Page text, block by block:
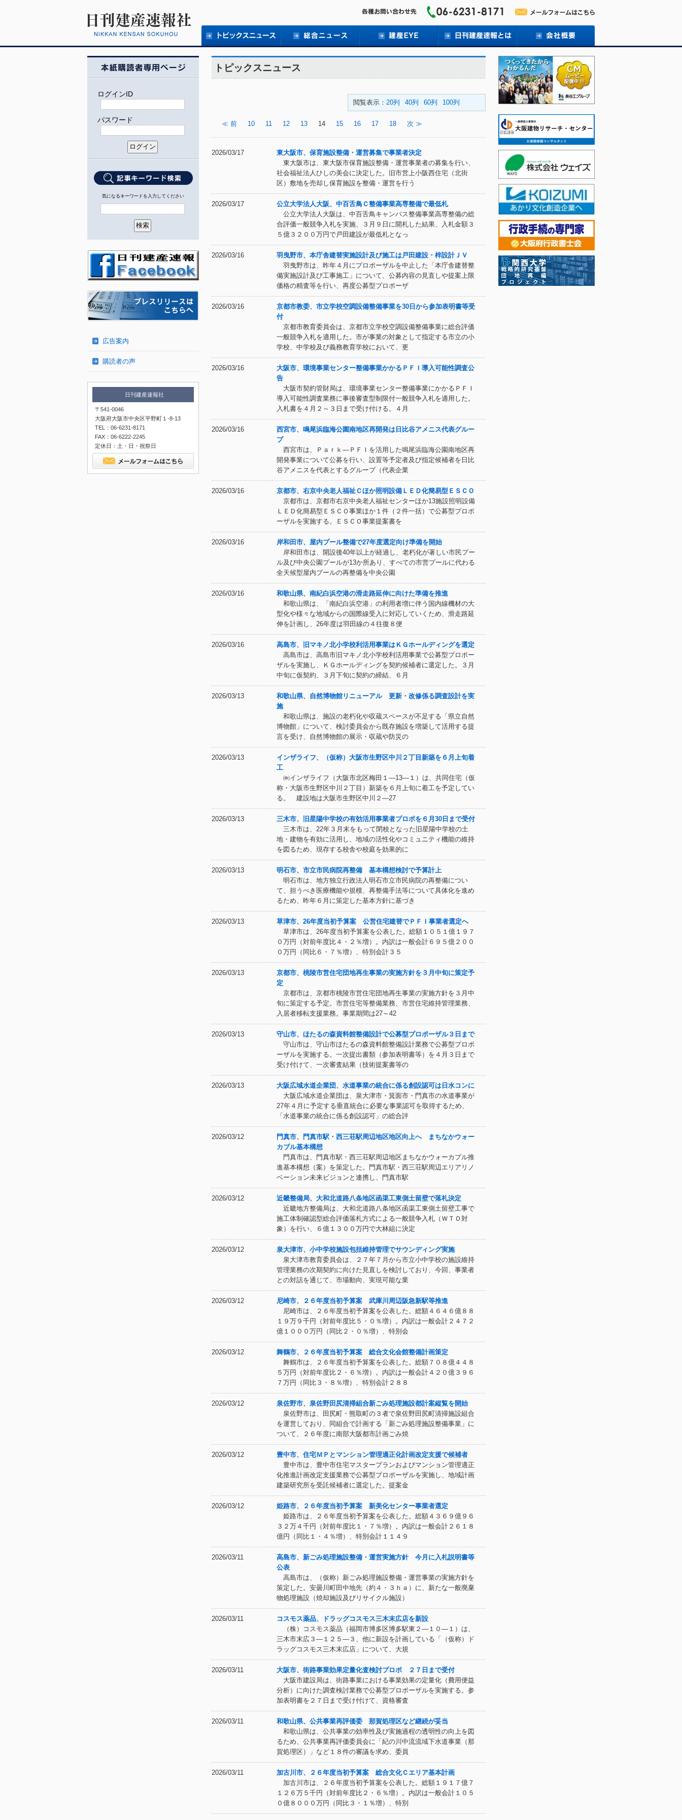
ログインID
パスワード
気になるキーワードを入力してください
広告案内
購読者の声
日刊建産速報社
〒541-0046
大阪府大阪市中央区平野町１-8-13
TEL：06-6231-8171
FAX：06-6222-2245
定休日：土・日・祝祭日
トピックスニュース
閲覧表示： 20列 40列 60列 100列
≪ 前 10 11 12 13 14 15 16 17 18 次 ≫
2026/03/17
東大阪市、保育施設整備・運営募集で事業者決定
東大阪市は、東大阪市保育施設整備・運営事業者の募集を行い、
社会福祉法人ひしの美会に決定した。旧市営上小阪西住宅（北街
区）敷地を売却し保育施設を整備・運営を行う
2026/03/17
公立大学法人大阪、中百舌鳥Ｃ整備事業高専整備で最低札
公立大学法人大阪は、中百舌鳥キャンパス整備事業高専整備の総
合評価一般競争入札を実施、３月９日に開札した結果、入札金額３
５億３２００万円で戸田建設が最低札となっ
2026/03/16
羽曳野市、本庁舎建替実施設計及び施工は戸田建設・梓設計ＪＶ
羽曳野市は、昨年４月にプロポーザルを中止した「本庁舎建替整
備実施設計及び工事施工」について、公募内容の見直しや提案上限
価格の精査等を行い、再度公募型プロポーザ
2026/03/16
京都市教委、市立学校空調設備整備事業を30日から参加表明書等受
付
京都市教育委員会は、京都市立学校空調設備整備事業に総合評価
一般競争入札を適用した。市が事業の対象として指定する市立の小
学校、中学校及び義務教育学校において、更
2026/03/16
大阪市、環境事業センター整備事業かかるＰＦＩ導入可能性調査公
告
大阪市契約管財局は、環境事業センター整備事業にかかるＰＦＩ
導入可能性調査業務に事後審査型制限付一般競争入札を適用した。
入札書を４月２～３日まで受け付ける。４月
2026/03/16
西宮市、鳴尾浜臨海公園南地区再開発は日比谷アメニス代表グルー
プ
西宮市は、Ｐａｒｋ―ＰＦＩを活用した鳴尾浜臨海公園南地区再
開発事業について公募を行い、設置等予定者及び指定候補者を日比
谷アメニスを代表とするグループ（代表企業
2026/03/16
京都市、右京中央老人福祉Ｃほか照明設備ＬＥＤ化簡易型ＥＳＣＯ
京都市は、京都市右京中央老人福祉センターほか13施設照明設備
ＬＥＤ化簡易型ＥＳＣＯ事業ほか１件（２件一括）で公募型プロポ
ーザルを実施する。ＥＳＣＯ事業提案書を
2026/03/16
岸和田市、屋内プール整備で27年度選定向け準備を開始
岸和田市は、開設後40年以上が経過し、老朽化が著しい市民プー
ル及び中央公園プールが13か所あり、すべての市営プールに代わる
全天候型屋内プールの再整備を中央公園
2026/03/16
和歌山県、南紀白浜空港の滑走路延伸に向けた準備を推進
和歌山県は、「南紀白浜空港」の利用者増に伴う国内線機材の大
型化や様々な地域からの国際線受入に対応していくため、滑走路延
伸を計画し、26年度は羽田線の４往復８便
2026/03/16
高島市、旧マキノ北小学校利活用事業はＫＧホールディングを選定
高島市は、高島市旧マキノ北小学校利活用事業で公募型プロポー
ザルを実施し、ＫＧホールディングを契約候補者に選定した。３月
中旬に仮契約、３月下旬に契約の締結、６月
2026/03/13
和歌山県、自然博物館リニューアル 更新・改修係る調査設計を実
施
和歌山県は、施設の老朽化や収蔵スペースが不足する「県立自然
博物館」について、検討委員会から既存施設を増築して活用する提
言を受け、自然博物館の展示・収蔵や防災の
2026/03/13
インザライフ、（仮称）大阪市生野区中川２丁目新築を６月上旬着
工
㈱インザライフ（大阪市北区梅田１―13―１）は、共同住宅（仮
称・大阪市生野区中川２丁目）新築を６月上旬に着工を予定してい
る。 建設地は大阪市生野区中川２―27
2026/03/13
三木市、旧星陽中学校の有効活用事業者プロポを６月30日まで受付
三木市は、22年３月末をもって閉校となった旧星陽中学校の土
地・建物を有効に活用し、地域の活性化やコミュニティ機能の維持
を図るため、現存する校舎や校庭を効果的に
2026/03/13
明石市、市立市民病院再整備 基本構想検討で予算計上
明石市は、地方独立行政法人明石市立市民病院の再整備につい
て、担うべき医療機能や規模、再整備手法等について具体化を進め
るため、昨年６月に策定した基本方針に基づき
2026/03/13
草津市、26年度当初予算案 公営住宅建替でＰＦＩ事業者選定へ
草津市は、26年度当初予算案を公表した。総額１０５１億１９７
０万円（対前年度比４・２％増）。内訳は一般会計６９５億２００
０万円（同比６・７％増）、特別会計３５
2026/03/13
京都市、桃陵市営住宅団地再生事業の実施方針を３月中旬に策定予
定
京都市は、京都市桃陵市営住宅団地再生事業の実施方針を３月中
旬に策定する予定。市営住宅等整備業務、市営住宅維持管理業務、
入居者移転支援業務。事業期間は27～42
2026/03/13
守山市、ほたるの森資料館整備設計で公募型プロポーザル３日まで
守山市は、守山市ほたるの森資料館整備設計業務で公募型プロポ
ーザルを実施する。一次提出書類（参加表明書等）を４月３日まで
受け付けて、一次審査結果（技術提案書等の
2026/03/13
大阪広域水道企業団、水道事業の統合に係る創設認可は日水コンに
大阪広域水道企業団は、泉大津市・箕面市・門真市の水道事業が
27年４月に予定する垂直統合に必要な事業認可を取得するため、
「水道事業の統合に係る創設認可」の総合評
2026/03/12
門真市、門真市駅・西三荘駅周辺地区地区向上へ まちなかウォー
カブル基本構想
門真市は、門真市駅・西三荘駅周辺地区まちなかウォーカブル推
進基本構想（案）を策定した。門真市駅・西三荘駅周辺エリアリノ
ベーション未来ビジョンと連携し、門真市駅
2026/03/12
近畿整備局、大和北道路八条地区函渠工東側土留壁で落札決定
近畿地方整備局は、大和北道路八条地区函渠工東側土留壁工事で
施工体制確認型総合評価落札方式による一般競争入札（ＷＴＯ対
象）を行い、６億１３００万円で大林組に決定
2026/03/12
泉大津市、小中学校施設包括維持管理でサウンディング実施
泉大津市教育委員会は、２７年７月から市立小中学校の施設維持
管理業務の次期契約に向けた見直しを検討しており、今回、事業者
との対話を通じて、市場動向、実現可能な業
2026/03/12
尼崎市、２６年度当初予算案 武庫川周辺阪急新駅等推進
尼崎市は、２６年度当初予算案を公表した。総額４６４６億８８
１９万９千円（対前年度比５・０％増）。内訳は一般会計２４７２
億１０００万円（同比２・０％増）、特別会
2026/03/12
舞鶴市、２６年度当初予算案 総合文化会館整備計画策定
舞鶴市は、２６年度当初予算案を公表した。総額７０８億４４８
５万円（対前年度比２・６％増）。内訳は一般会計４２０億３９６
７万円（同比３・８％増）、特別会計２８８
2026/03/12
泉佐野市、泉佐野田尻清掃組合新ごみ処理施設都計案縦覧を開始
泉佐野市は、田尻町・熊取町の３者で泉佐野田尻町清掃施設組合
を運営しており、同組合で計画する「新ごみ処理施設整備事業」に
ついて、２６年度に南部大阪都市計画ごみ焼
2026/03/12
豊中市、住宅ＭＰとマンション管理適正化計画改定支援で候補者
豊中市は、豊中市住宅マスタープランおよびマンション管理適正
化推進計画改定支援業務で公募型プロポーザルを実施し、地域計画
建築研究所を受託候補者に選定した。提案金
2026/03/12
姫路市、２６年度当初予算案 新美化センター事業者選定
姫路市は、２６年度当初予算案を公表した。総額４３６９億９６
３２万４千円（対前年度比１・７％増）。内訳は一般会計２６１８
億円（同比１・４％増）、特別会計１１４９
2026/03/11
高島市、新ごみ処理施設整備・運営実施方針 今月に入札説明書等
公表
高島市は、（仮称）新ごみ処理施設整備・運営事業の実施方針を
策定した。安曇川町田中地先（約４・３ｈａ）に、新たな一般廃棄
物処理施設（焼却施設及びリサイクル施設）
2026/03/11
コスモス薬品、ドラッグコスモス三木末広店を新設
（株）コスモス薬品（福岡市博多区博多駅東２―１０―１）は、
三木市末広３―１２５―３、他に新設を計画している「（仮称）ド
ラッグコスモス三木末広店」について、大規
2026/03/11
大阪市、街路事業効果定量化査検討プロポ ２７日まで受付
大阪市建設局は、街路事業における事業効果の定量化（費用便益
分析）に向けた調査検討業務で公募型プロポーザルを実施する。参
加表明書を２７日まで受け付けて、資格審査
2026/03/11
和歌山県、公共事業再評価委 那賀処理区など継続が妥当
和歌山県は、公共事業の効率性及び実施過程の透明性の向上を図
るため、公共事業再評価委員会に「紀の川中流流域下水道事業（那
賀処理区）」など１８件の審議を求め、委員
2026/03/11
加古川市、２６年度当初予算案 総合文化Ｃエリア基本計画
加古川市は、２６年度当初予算案を公表した。総額１９１７億７
１２６万５千円（対前年度比２・６％増）。内訳は一般会計１０５
０億８０００万円（同比３・１％増）、特別